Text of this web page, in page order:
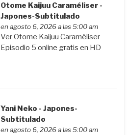
Otome Kaijuu Caraméliser -
Japones-Subtitulado
en agosto 6, 2026 a las 5:00 am
Ver Otome Kaijuu Caraméliser
Episodio 5 online gratis en HD
Yani Neko - Japones-
Subtitulado
en agosto 6, 2026 a las 5:00 am